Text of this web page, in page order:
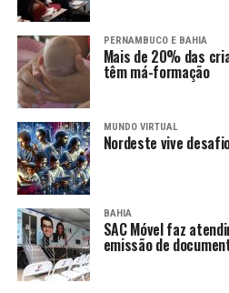
PERNAMBUCO E BAHIA
Mais de 20% das
têm má-formação
MUNDO VIRTUAL
Nordeste vive
BAHIA
SAC Móvel faz
emissão de